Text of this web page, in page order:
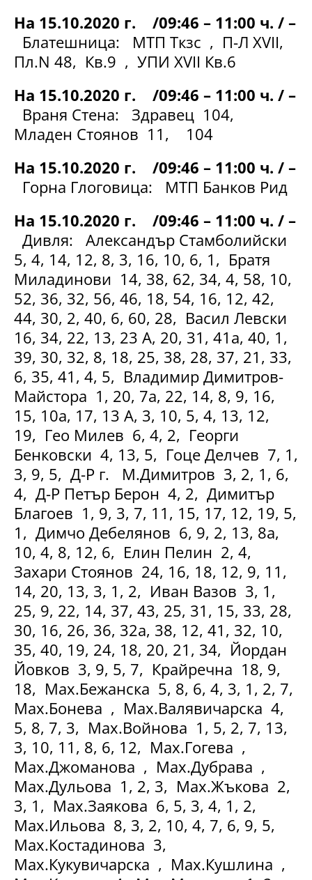
На 15.10.2020 г. /09:46 – 11:00 ч. / –
Блатешница: МТП Ткзс , П-Л XVII,
Пл.N 48, Кв.9 , УПИ ХVІІ Кв.6
На 15.10.2020 г. /09:46 – 11:00 ч. / –
Враня Стена: Здравец 104,
Младен Стоянов 11, 104
На 15.10.2020 г. /09:46 – 11:00 ч. / –
Горна Глоговица: МТП Банков Рид
На 15.10.2020 г. /09:46 – 11:00 ч. / –
Дивля: Александър Стамболийски
5, 4, 14, 12, 8, 3, 16, 10, 6, 1, Братя
Миладинови 14, 38, 62, 34, 4, 58, 10,
52, 36, 32, 56, 46, 18, 54, 16, 12, 42,
44, 30, 2, 40, 6, 60, 28, Васил Левски
16, 34, 22, 13, 23 А, 20, 31, 41а, 40, 1,
39, 30, 32, 8, 18, 25, 38, 28, 37, 21, 33,
6, 35, 41, 4, 5, Владимир Димитров-
Майстора 1, 20, 7а, 22, 14, 8, 9, 16,
15, 10а, 17, 13 А, 3, 10, 5, 4, 13, 12,
19, Гео Милев 6, 4, 2, Георги
Бенковски 4, 13, 5, Гоце Делчев 7, 1,
3, 9, 5, Д-Р г. М.Димитров 3, 2, 1, 6,
4, Д-Р Петър Берон 4, 2, Димитър
Благоев 1, 9, 3, 7, 11, 15, 17, 12, 19, 5,
1, Димчо Дебелянов 6, 9, 2, 13, 8а,
10, 4, 8, 12, 6, Елин Пелин 2, 4,
Захари Стоянов 24, 16, 18, 12, 9, 11,
14, 20, 13, 3, 1, 2, Иван Вазов 3, 1,
25, 9, 22, 14, 37, 43, 25, 31, 15, 33, 28,
30, 16, 26, 36, 32а, 38, 12, 41, 32, 10,
35, 40, 19, 24, 18, 20, 21, 34, Йордан
Йовков 3, 9, 5, 7, Крайречна 18, 9,
18, Мах.Бежанска 5, 8, 6, 4, 3, 1, 2, 7,
Мах.Бонева , Мах.Валявичарска 4,
5, 8, 7, 3, Мах.Войнова 1, 5, 2, 7, 13,
3, 10, 11, 8, 6, 12, Мах.Гогева ,
Мах.Джоманова , Мах.Дубрава ,
Мах.Дульова 1, 2, 3, Мах.Жъкова 2,
3, 1, Мах.Заякова 6, 5, 3, 4, 1, 2,
Мах.Ильова 8, 3, 2, 10, 4, 7, 6, 9, 5,
Мах.Костадинова 3,
Мах.Кукувичарска , Мах.Кушлина ,